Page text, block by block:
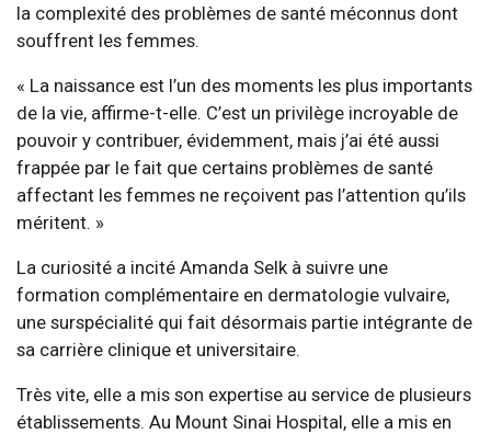
la complexité des problèmes de santé méconnus dont
souffrent les femmes.
« La naissance est l’un des moments les plus importants
de la vie, affirme-t-elle. C’est un privilège incroyable de
pouvoir y contribuer, évidemment, mais j’ai été aussi
frappée par le fait que certains problèmes de santé
affectant les femmes ne reçoivent pas l’attention qu’ils
méritent. »
La curiosité a incité Amanda Selk à suivre une
formation complémentaire en dermatologie vulvaire,
une surspécialité qui fait désormais partie intégrante de
sa carrière clinique et universitaire.
Très vite, elle a mis son expertise au service de plusieurs
établissements. Au Mount Sinai Hospital, elle a mis en